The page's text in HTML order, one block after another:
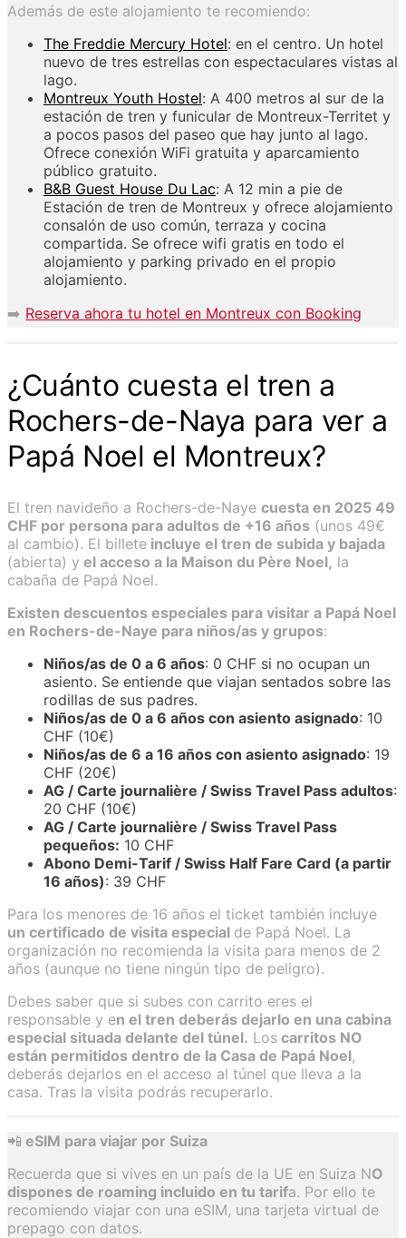
Además de este alojamiento te recomiendo:
The Freddie Mercury Hotel: en el centro. Un hotel
nuevo de tres estrellas con espectaculares vistas al
lago.
Montreux Youth Hostel: A 400 metros al sur de la
estación de tren y funicular de Montreux-Territet y
a pocos pasos del paseo que hay junto al lago.
Ofrece conexión WiFi gratuita y aparcamiento
público gratuito.
B&B Guest House Du Lac: A 12 min a pie de
Estación de tren de Montreux y ofrece alojamiento
consalón de uso común, terraza y cocina
compartida. Se ofrece wifi gratis en todo el
alojamiento y parking privado en el propio
alojamiento.
➡️ Reserva ahora tu hotel en Montreux con Booking
¿Cuánto cuesta el tren a
Rochers-de-Naya para ver a
Papá Noel el Montreux?
El tren navideño a Rochers-de-Naye cuesta en 2025 49
CHF por persona para adultos de +16 años (unos 49€
al cambio). El billete incluye el tren de subida y bajada
(abierta) y el acceso a la Maison du Père Noel, la
cabaña de Papá Noel.
Existen descuentos especiales para visitar a Papá Noel
en Rochers-de-Naye para niños/as y grupos:
Niños/as de 0 a 6 años: 0 CHF si no ocupan un
asiento. Se entiende que viajan sentados sobre las
rodillas de sus padres.
Niños/as de 0 a 6 años con asiento asignado: 10
CHF (10€)
Niños/as de 6 a 16 años con asiento asignado: 19
CHF (20€)
AG / Carte journalière / Swiss Travel Pass adultos:
20 CHF (10€)
AG / Carte journalière / Swiss Travel Pass
pequeños: 10 CHF
Abono Demi-Tarif / Swiss Half Fare Card (a partir
16 años): 39 CHF
Para los menores de 16 años el ticket también incluye
un certificado de visita especial de Papá Noel. La
organización no recomienda la visita para menos de 2
años (aunque no tiene ningún tipo de peligro).
Debes saber que si subes con carrito eres el
responsable y en el tren deberás dejarlo en una cabina
especial situada delante del túnel. Los carritos NO
están permitidos dentro de la Casa de Papá Noel,
deberás dejarlos en el acceso al túnel que lleva a la
casa. Tras la visita podrás recuperarlo.
📲 eSIM para viajar por Suiza
Recuerda que si vives en un país de la UE en Suiza NO
dispones de roaming incluido en tu tarifa. Por ello te
recomiendo viajar con una eSIM, una tarjeta virtual de
prepago con datos.